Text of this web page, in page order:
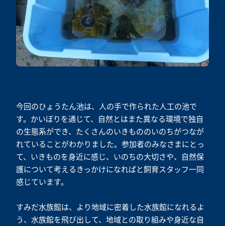
今回のひょうたん池は、人の手で作られた人工の池で
す。かいぼりを通じて、自然とはまた異なる環境で独自
の生態系ができ、たくさんのいきもののいのちがつなが
れていることがわかりました。参加者のみなさまにとっ
て、いきものを身近に感じ、いのちの大切さや、自然保
護について考えるきっかけになればと飼育スタッフ一同
感じています。
すみだ水族館は、より地域に密着した水族館になれるよ
う、水族館を飛び出して、地域との取り組みや身近な自